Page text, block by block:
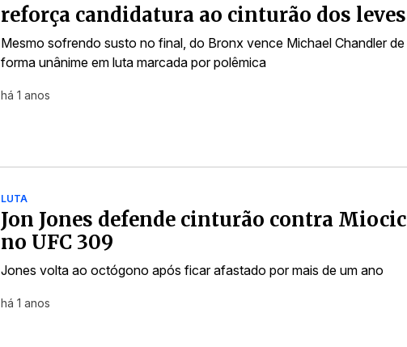
reforça candidatura ao cinturão dos leves
Mesmo sofrendo susto no final, do Bronx vence Michael Chandler de
forma unânime em luta marcada por polêmica
há 1 anos
LUTA
Jon Jones defende cinturão contra Miocic
no UFC 309
Jones volta ao octógono após ficar afastado por mais de um ano
há 1 anos